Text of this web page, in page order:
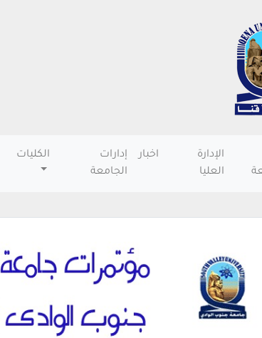
الإدارة
العليا
اخبار
إدارات
الجامعة
الكليات